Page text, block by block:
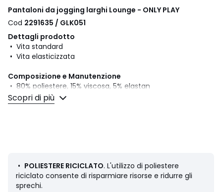
Pantaloni da jogging larghi Lounge - ONLY PLAY
Cod 2291635 / GLK051
Dettagli prodotto
• Vita standard
• Vita elasticizzata
Composizione e Manutenzione
• 80% poliestere, 15% viscosa, 5% elastan
• Poliestere riciclato almeno al 50%
• Per la manutenzione, si prega di fare riferimento alle
Scheda prodotto relativa alle qualità e caratteristiche
ambientali
Scopri di più
• POLIESTERE RICICLATO. L'utilizzo di poliestere
riciclato consente di risparmiare risorse e ridurre gli
sprechi.